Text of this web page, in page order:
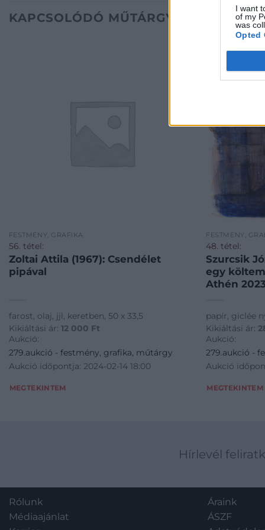
I want
of my
was
Opted
KAPCSOLÓDÓ MŰTÁRGYAK
FESTMÉNY, GRAFIKA
56. tétel:
Zoltai Attila (1967): Csendélet
pipával
farost, olaj, jjl, keretben, 50 x 33,5
Kikiáltási ár: 12 000 Ft
Aukció:
279.aukció - festmény, grafika, műtárgy
Aukció időpontja: 2024-02-14 18:00
MEGTEKINTEM
FESTMÉNY,
48. tétel:
Szurcsik
egy
Athén
papír, giclée
Kikiáltási ár:
Aukció:
279.aukció -
Aukció
MEGTEKINTEM
Hírlevél
Rólunk
Médiaajánlat
Áraink
ÁSZF